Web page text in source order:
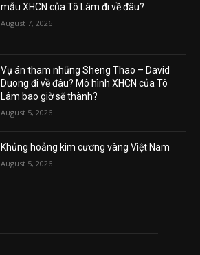
mẫu XHCN của Tô Lâm đi về đâu?
August 7, 2026
Vụ án tham nhũng Sheng Thao – David
Duong đi về đâu? Mô hình XHCN của Tô
Lâm bao giờ sẽ thành?
August 5, 2026
Khủng hoảng kim cương vàng Việt Nam
August 5, 2026